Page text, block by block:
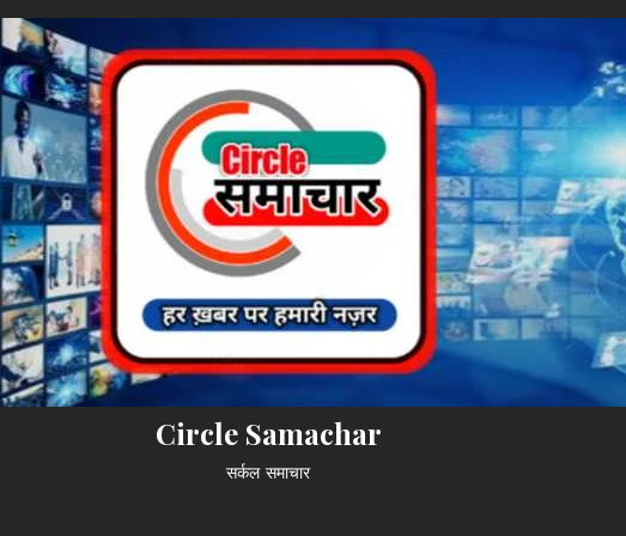
Circle Samachar
सर्कल समाचार